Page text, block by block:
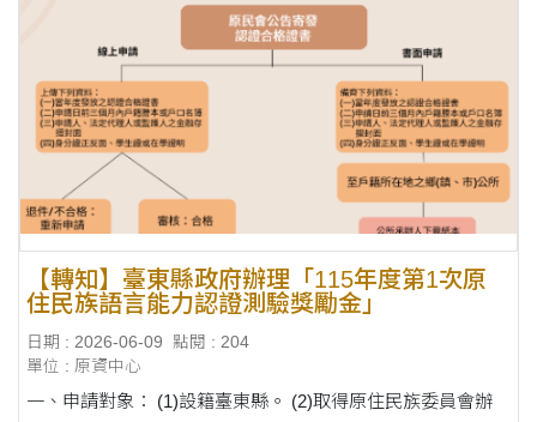
【轉知】臺東縣政府辦理「115年度第1次原
住民族語言能力認證測驗獎勵金」
日期 : 2026-06-09
點閱 : 204
單位 : 原資中心
一、申請對象： (1)設籍臺東縣。 (2)取得原住民族委員會辦